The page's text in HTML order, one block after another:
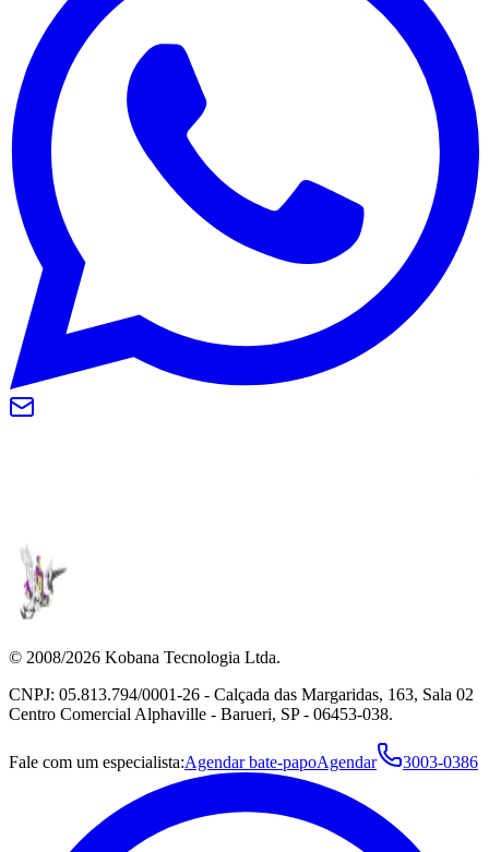
© 2008/2026 Kobana Tecnologia Ltda.
CNPJ: 05.813.794/0001-26 - Calçada das Margaridas, 163, Sala 02
Centro Comercial Alphaville - Barueri, SP - 06453-038.
Fale com um especialista:Agendar bate-papoAgendar 3003-0386